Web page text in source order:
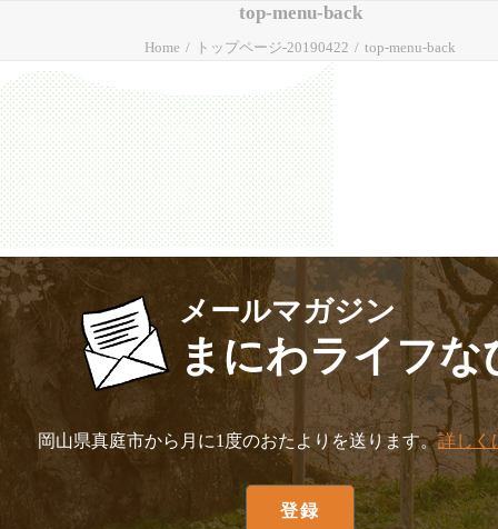
top-menu-back
Home トップページ-20190422 top-menu-back
メールマガジン
まにわライフな
岡山県真庭市から月に1度のおたよりを送ります。詳しく